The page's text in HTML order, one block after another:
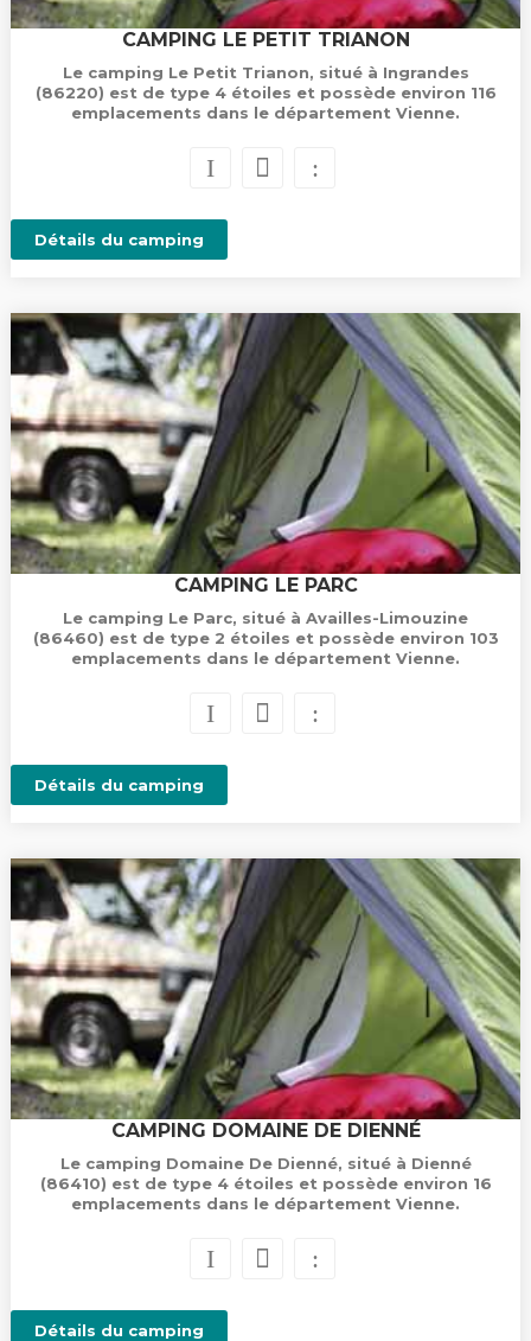
CAMPING LE PETIT TRIANON
Le camping Le Petit Trianon, situé à Ingrandes
(86220) est de type 4 étoiles et possède environ 116
emplacements dans le département Vienne.
Détails du camping
CAMPING LE PARC
Le camping Le Parc, situé à Availles-Limouzine
(86460) est de type 2 étoiles et possède environ 103
emplacements dans le département Vienne.
Détails du camping
CAMPING DOMAINE DE DIENNÉ
Le camping Domaine De Dienné, situé à Dienné
(86410) est de type 4 étoiles et possède environ 16
emplacements dans le département Vienne.
Détails du camping